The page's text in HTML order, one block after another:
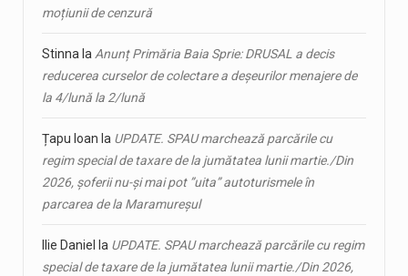
moțiunii de cenzură
Stinna la Anunț Primăria Baia Sprie: DRUSAL a decis
reducerea curselor de colectare a deșeurilor menajere de
la 4/lună la 2/lună
Țapu Ioan la UPDATE. SPAU marchează parcările cu
regim special de taxare de la jumătatea lunii martie./Din
2026, șoferii nu-și mai pot ”uita” autoturismele în
parcarea de la Maramureșul
Ilie Daniel la UPDATE. SPAU marchează parcările cu regim
special de taxare de la jumătatea lunii martie./Din 2026,